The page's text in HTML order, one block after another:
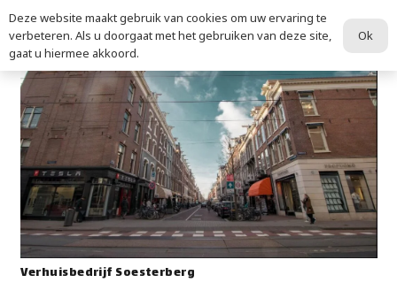
Verhuisbedrijf Soesterberg
Deze website maakt gebruik van cookies om uw ervaring te
verbeteren. Als u doorgaat met het gebruiken van deze site,
gaat u hiermee akkoord.
Ok